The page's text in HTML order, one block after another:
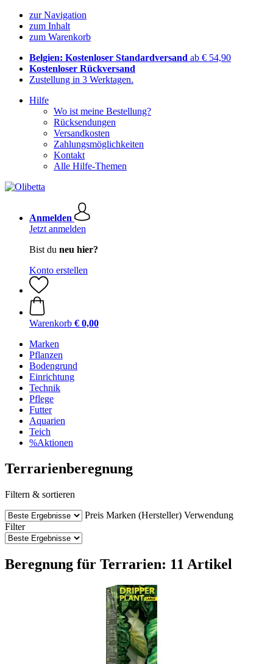
zur Navigation
zum Inhalt
zum Warenkorb
Belgien: Kostenloser Standardversand ab € 54,90
Kostenloser Rückversand
Zustellung in 3 Werktagen.
Hilfe
Wo ist meine Bestellung?
Rücksendungen
Versandkosten
Zahlungsmöglichkeiten
Kontakt
Alle Hilfe-Themen
Anmelden
Jetzt anmelden
Bist du neu hier?
Konto erstellen
Warenkorb € 0,00
Marken
Pflanzen
Bodengrund
Einrichtung
Technik
Pflege
Futter
Aquarien
Teich
%Aktionen
Terrarienberegnung
Filtern & sortieren
Preis Marken (Hersteller) Verwendung
Filter
Beregnung für Terrarien: 11 Artikel